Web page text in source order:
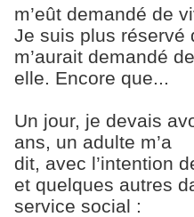
m’eût demandé de
Je suis plus réservé
m’aurait demandé
elle. Encore que...
Un jour, je devais
ans, un adulte m’a
dit, avec l’intention
et quelques autres
service social :